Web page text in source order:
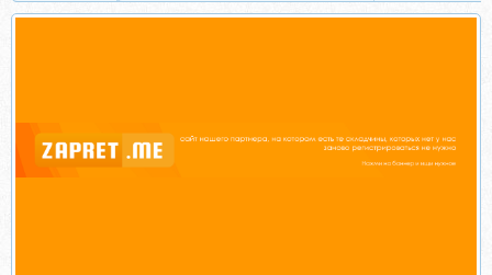
Скачать AI-продакшн мультфильмов и видео 2.0. Тариф Базовый (Валерия